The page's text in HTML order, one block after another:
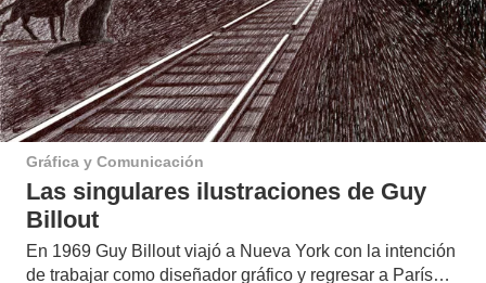
Gráfica y Comunicación
Las singulares ilustraciones de Guy
Billout
En 1969 Guy Billout viajó a Nueva York con la intención
de trabajar como diseñador gráfico y regresar a París…